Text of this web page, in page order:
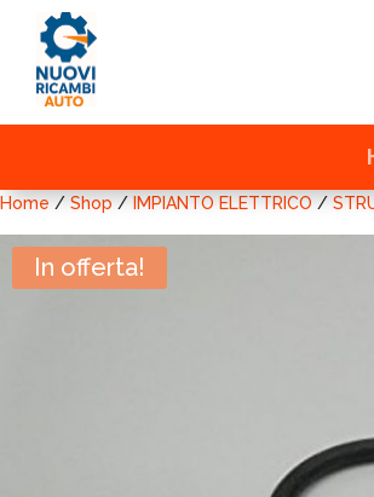
Home / Shop / IMPIANTO ELETTRICO /
In offerta!